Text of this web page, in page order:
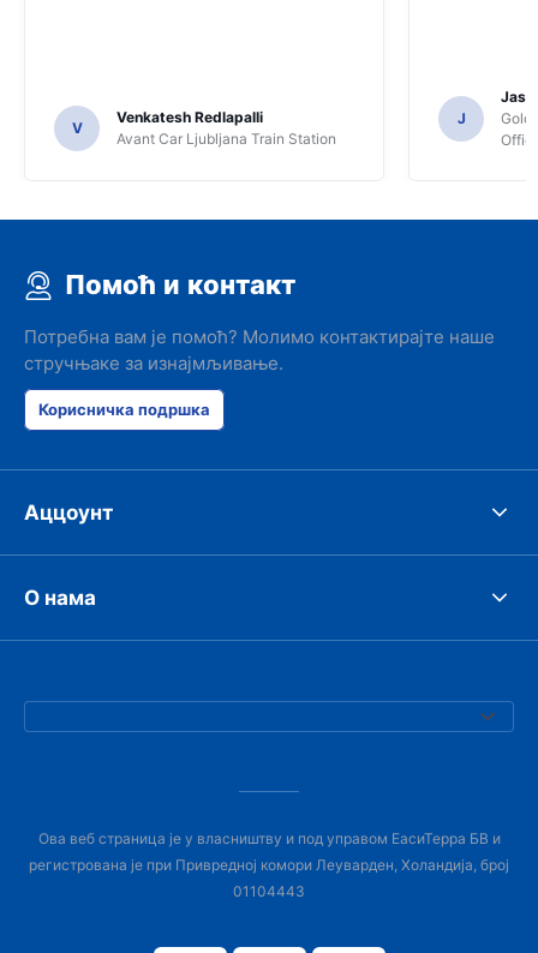
V
Venkatesh Redlapalli
Avant Car Ljubljana Train Station
J
Помоћ и контакт
Потребна вам је помоћ? Молимо контактирајте наше
стручњаке за изнајмљивање.
Корисничка подршка
Аццоунт
О нама
Ова веб страница је у власништву и под управом ЕасиТерра БВ и
регистрована је при Привредној комори Леуварден, Холандија, број
01104443